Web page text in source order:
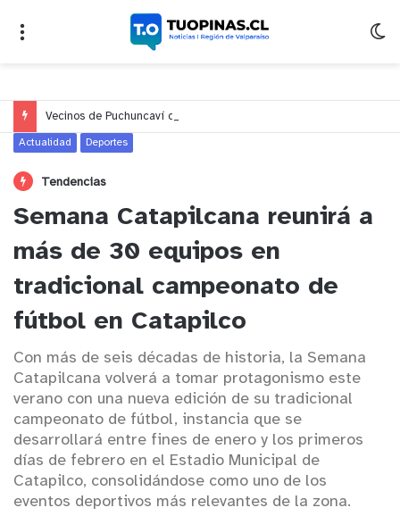
Actualidad Deportes
Tendencias
Semana Catapilcana reunirá a
más de 30 equipos en
tradicional campeonato de
fútbol en Catapilco
Con más de seis décadas de historia, la Semana
Catapilcana volverá a tomar protagonismo este
verano con una nueva edición de su tradicional
campeonato de fútbol, instancia que se
desarrollará entre fines de enero y los primeros
días de febrero en el Estadio Municipal de
Catapilco, consolidándose como uno de los
eventos deportivos más relevantes de la zona.